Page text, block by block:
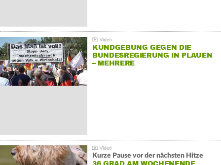
KUNDGEBUNG GEGEN DIE
BUNDESREGIERUNG IN PLAUEN
– MEHRERE
Kurze Pause vor der nächsten Hitze